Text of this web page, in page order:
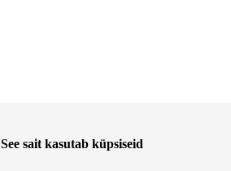
See sait kasutab küpsiseid